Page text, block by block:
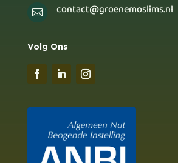
 contact@groenemoslims.nl
Volg Ons